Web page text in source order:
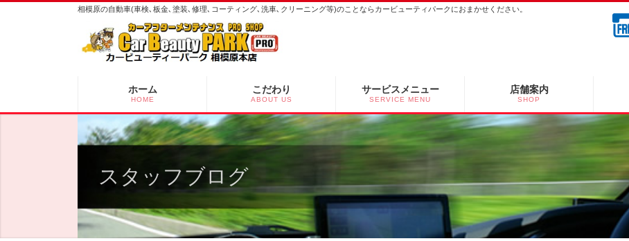
相模原の自動車(車検､板金､塗装､修理､コーティング､洗車､クリーニング等)のことならカービューティパークにおまかせください。
ホーム
HOME
こだわり
ABOUT US
サービスメニュー
SERVICE MENU
店舗案内
SHOP
スタッフブログ